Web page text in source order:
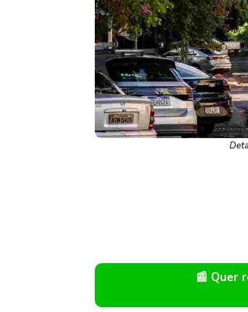
📰 Quer